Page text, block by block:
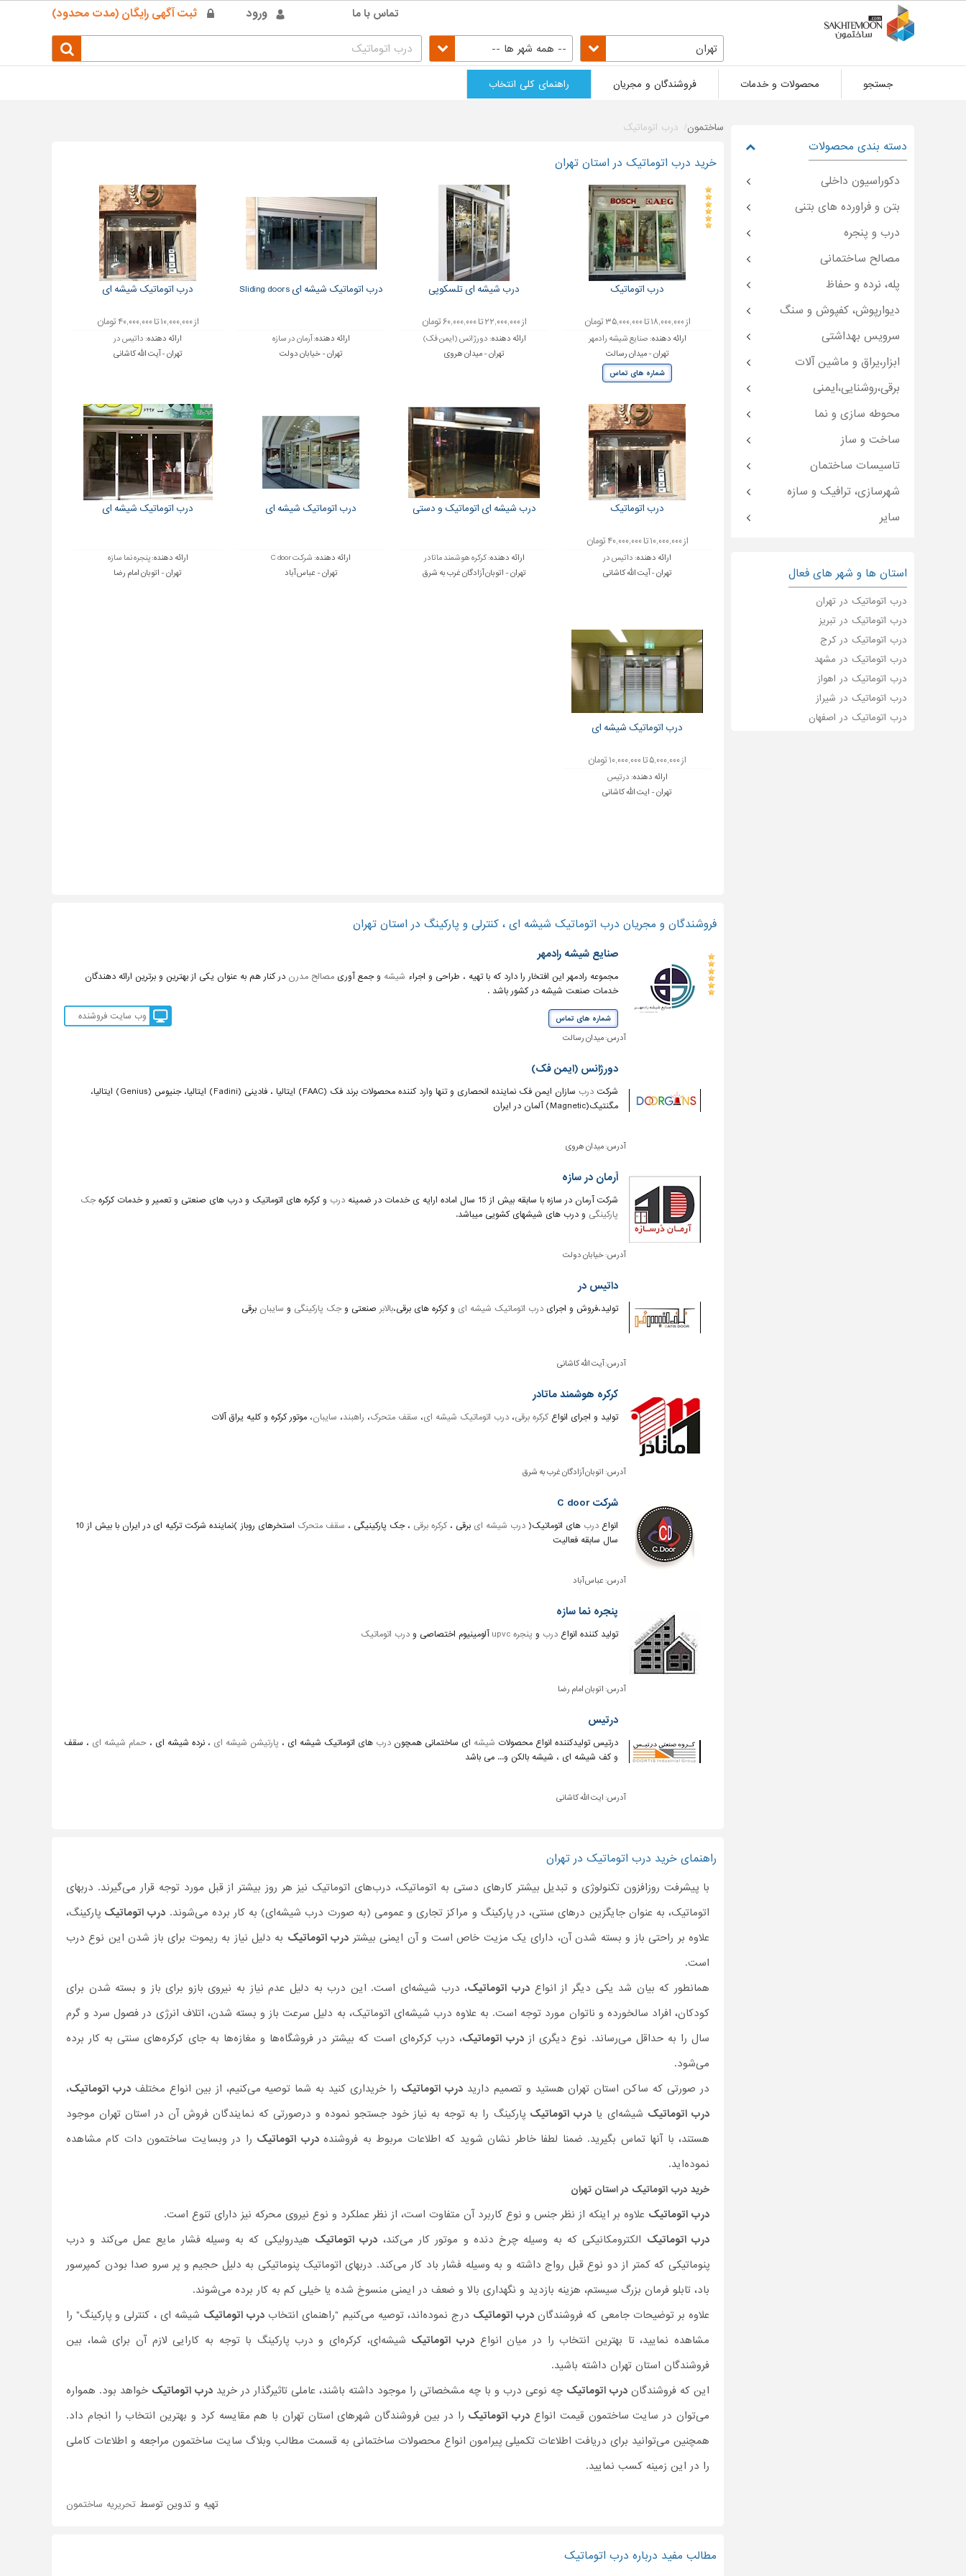
ورود ثبت آگهی رایگان (مدت محدود) تماس با ما
تهران -- همه شهر ها --
جستجو محصولات و خدمات فروشندگان و مجریان راهنمای کلی انتخاب
ساختمون درب اتوماتیک
خرید درب اتوماتیک در استان تهران
درب اتوماتیک
از ۱۸,۰۰۰,۰۰۰ تا ۳۵,۰۰۰,۰۰۰ تومان
ارائه دهنده: صنایع شیشه رادمهر
تهران - میدان رسالت
شماره های تماس
درب شیشه ای تلسکوپی
از ۲۲,۰۰۰,۰۰۰ تا ۶۰,۰۰۰,۰۰۰ تومان
ارائه دهنده: دورژانس (ایمن فک)
تهران - میدان هروی
درب اتوماتیک شیشه ای Sliding doors
ارائه دهنده:آرمان در سازه
تهران - خیابان دولت
درب اتوماتیک شیشه ای
از ۱۰,۰۰۰,۰۰۰ تا ۴۰,۰۰۰,۰۰۰ تومان
ارائه دهنده: داتیس در
تهران - آیت الله کاشانی
درب اتوماتیک
از ۱۰,۰۰۰,۰۰۰ تا ۴۰,۰۰۰,۰۰۰ تومان
ارائه دهنده: داتیس در
تهران - آیت الله کاشانی
درب شیشه ای اتوماتیک و دستی
ارائه دهنده:کرکره هوشمند ماتادر
تهران - اتوبان آزادگان غرب به شرق
درب اتوماتیک شیشه ای
ارائه دهنده: شرکت C door
تهران - عباس آباد
درب اتوماتیک شیشه ای
ارائه دهنده:پنجره نما سازه
تهران - اتوبان امام رضا
درب اتوماتیک شیشه ای
از ۵,۰۰۰,۰۰۰ تا ۱۰,۰۰۰,۰۰۰ تومان
ارائه دهنده: درتیس
تهران - ایت الله کاشانی
فروشندگان و مجریان درب اتوماتیک شیشه ای ، کنترلی و پارکینگ در استان تهران
صنایع شیشه رادمهر
مجموعه رادمهر این افتخار را دارد که با تهیه ، طراحی و اجراء شیشه و جمع آوری مصالح مدرن در کنار هم به عنوان یکی از بهترین و برترین ارائه دهندگان
خدمات صنعت شیشه در کشور باشد .
شماره های تماس وب سایت فروشنده
آدرس:میدان رسالت
دورژانس (ایمن فک)
شرکت درب
سازان ایمن فک نماینده انحصاری و تنها وارد کننده محصولات برند فک (FAAC) ایتالیا ، فادینی (Fadini) ایتالیا، جنیوس (Genius) ایتالیا،
مگنتیک(Magnetic) آلمان در ایران
آدرس:میدان هروی
آرمان در سازه
شرکت آرمان در سازه با سابقه بیش از 15 سال اماده ارایه ی خدمات در ضمینه درب و کرکره های اتوماتیک و درب های صنعتی و تعمیر و خدمات کرکرهجک
پارکینگی و درب های شیشهای کشویی میباشد.
آدرس:خیابان دولت
داتیس در
تولید،فروش و اجرای درب اتوماتیک شیشه ای و کرکره های برقی،بالابر صنعتی وجک پارکینگی و سایبان برقی
آدرس:آیت الله کاشانی
کرکره هوشمند ماتادر
تولید و اجرای انواع کرکره برقی، درب اتوماتیک شیشه ای، سقف متحرک، راهبند، سایبان، موتور کرکره و کلیه یراق آلات
آدرس: اتوبان آزادگان غرب به شرق
شرکت C door
انواع درب های اتوماتیک( درب شیشه ای برقی ، کرکره برقی ، جک پارکینیگی ، سقف متحرک
استخرهای روباز )نماینده شرکت ترکیه ای در ایران با بیش از 10
سال سابقه فعالیت
آدرس: عباس آباد
پنجره نما سازه
تولید کننده انواع درب و پنجره upvc آلومینیوم اختصاصی و درب اتوماتیک
آدرس: اتوبان امام رضا
درتیس
درتیس تولیدکننده انواع محصولات شیشه ای ساختمانی همچون درب های اتوماتیک شیشه ای ، پارتیشن شیشه ای ، نرده شیشه ای ، حمام شیشه ای ، سقف
و کف شیشه ای ، شیشه بالکن و... می باشد
آدرس: ایت الله کاشانی
راهنمای خرید درب اتوماتیک در تهران
با پیشرفت روزافزون تکنولوژی و تبدیل بیشتر کارهای دستی به اتوماتیک، درب‌های اتوماتیک نیز هر روز بیشتر از قبل مورد توجه قرار می‌گیرند. دربهای
اتوماتیک، به عنوان جایگزین درهای سنتی، در پارکینگ و مراکز تجاری و عمومی (به صورت درب شیشه‌ای) به کار برده می‌شوند. درب اتوماتیک پارکینگ،
علاوه بر راحتی باز و بسته شدن آن، دارای یک مزیت خاص است و آن ایمنی بیشتر درب اتوماتیک به دلیل نیاز به ریموت برای باز شدن این نوع درب
است.
همانطور که بیان شد یکی دیگر از انواعدرب اتوماتیک، درب شیشه‌ای است. این درب به دلیل عدم نیاز به نیروی بازو برای باز و بسته شدن برای
کودکان، افراد سالخورده و ناتوان مورد توجه است. به علاوه درب شیشه‌ای اتوماتیک، به دلیل سرعت باز و بسته شدن، اتلاف انرژی در فصول سرد و گرم
سال را به حداقل می‌رساند. نوع دیگری از درب اتوماتیک، درب کرکره‌‌ای است که بیشتر در فروشگاه‌ها و مغازه‌ها به جای کرکره‌های سنتی به کار برده
می‌شود.
در صورتی که ساکن استان تهران هستید و تصمیم داریددرب اتوماتیک را خریداری کنید به شما توصیه می‌کنیم، از بین انواع مختلفدرب اتوماتیک،
درب اتوماتیک شیشه‌ای یادرب اتوماتیک پارکینگ را به توجه به نیاز خود جستجو نموده و درصورتی‌ که نمایندگان فروش آن در استان تهران موجود
هستند، با آنها تماس بگیرید. ضمنا لطفا خاطر نشان شوید که اطلاعات مربوط به فروشندهدرب اتوماتیک را در وبسایت ساختمون دات کام مشاهده
نموده‌اید.
خرید درب اتوماتیک در استان تهران
درب اتوماتیک علاوه بر اینکه از نظر جنس و نوع کاربرد آن متفاوت است، از نظر عملکرد و نوع نیروی محرکه نیز دارای تنوع است.
درب اتوماتیک الکترومکانیکی که به وسیله چرخ دنده و موتور کار می‌کند، درب اتوماتیک هیدرولیکی که به وسیله فشار مایع عمل می‌کند و درب
پنوماتیکی که کمتر از دو نوع قبل رواج داشته و به وسیله فشار باد کار می‌کند. دربهای اتوماتیک پنوماتیکی به دلیل حجیم و پر سرو صدا بودن کمپرسور
باد، تابلو فرمان بزرگ سیستم، هزینه بازدید و نگهداری بالا و ضعف در ایمنی منسوخ شده یا خیلی کم به کار برده می‌شوند.
علاوه بر توضیحات جامعی که فروشندگان درب اتوماتیک درج نموده‌اند، توصیه می‌کنیم "راهنمای انتخاب درب اتوماتیک شیشه ای ، کنترلی و پارکینگ" را
مشاهده نمایید، تا بهترین انتخاب را در میان انواع درب اتوماتیک شیشه‌ای، کرکره‌ای و درب پارکینگ با توجه به کارایی لازم آن برای شما، بین
فروشندگان استان تهران داشته باشید.
این که فروشندگان درب اتوماتیک چه نوعی درب و با چه مشخصاتی را موجود داشته باشند، عاملی تاثیر‌گذار در خرید درب اتوماتیک خواهد بود. همواره
می‌توان در سایت ساختمون قیمت انواع درب اتوماتیک را در بین فروشندگان شهرهای استان تهران با هم مقایسه کرد و بهترین انتخاب را انجام داد.
همچنین می‌توانید برای دریافت اطلاعات تکمیلی پیرامون انواع محصولات ساختمانی به قسمت مطالب وبلاگ سایت ساختمون مراجعه و اطلاعات کاملی
را در این زمینه کسب نمایید.
تهیه و تدوین توسط تحریریه ساختمون
مطالب مفید درباره درب اتوماتیک
دسته بندی محصولات
دکوراسیون داخلی
بتن و فراورده های بتنی
درب و پنجره
مصالح ساختمانی
پله، نرده و حفاظ
دیوارپوش، کفپوش و سنگ
سرویس بهداشتی
ابزار،یراق و ماشین آلات
برقی،روشنایی،ایمنی
محوطه سازی و نما
ساخت و ساز
تاسیسات ساختمان
شهرسازی، ترافیک و سازه
سایر
استان ها و شهر های فعال
درب اتوماتیک در تهران
درب اتوماتیک در تبریز
درب اتوماتیک در کرج
درب اتوماتیک در مشهد
درب اتوماتیک در اهواز
درب اتوماتیک در شیراز
درب اتوماتیک در اصفهان